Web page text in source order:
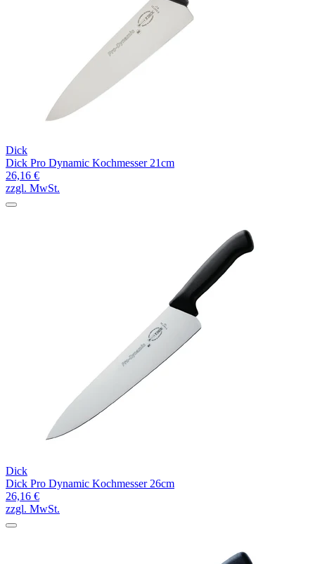
Dick
Dick Pro Dynamic Kochmesser 21cm
26,16 €
zzgl. MwSt.
Dick
Dick Pro Dynamic Kochmesser 26cm
26,16 €
zzgl. MwSt.